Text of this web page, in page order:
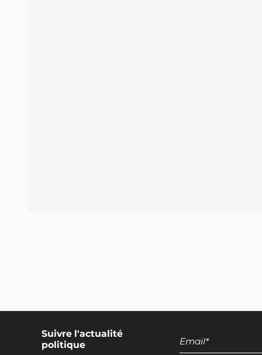
animale dans l'UE
Exclusion de la TVA pour les alternatives
végétales
Suivre l'actualité
politique